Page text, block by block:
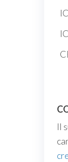
Il